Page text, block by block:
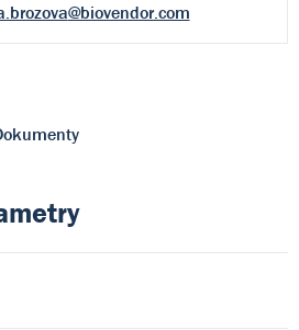
@biovendor.com